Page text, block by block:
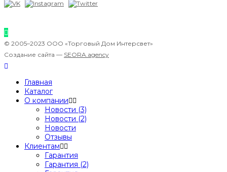
© 2005–2023 ООО «Торговый Дом Интерсвет»
Создание сайта — SEORA.agency
Главная
Каталог
О компании
Новости (3)
Новости (2)
Новости
Отзывы
Клиентам
Гарантия
Гарантия (2)